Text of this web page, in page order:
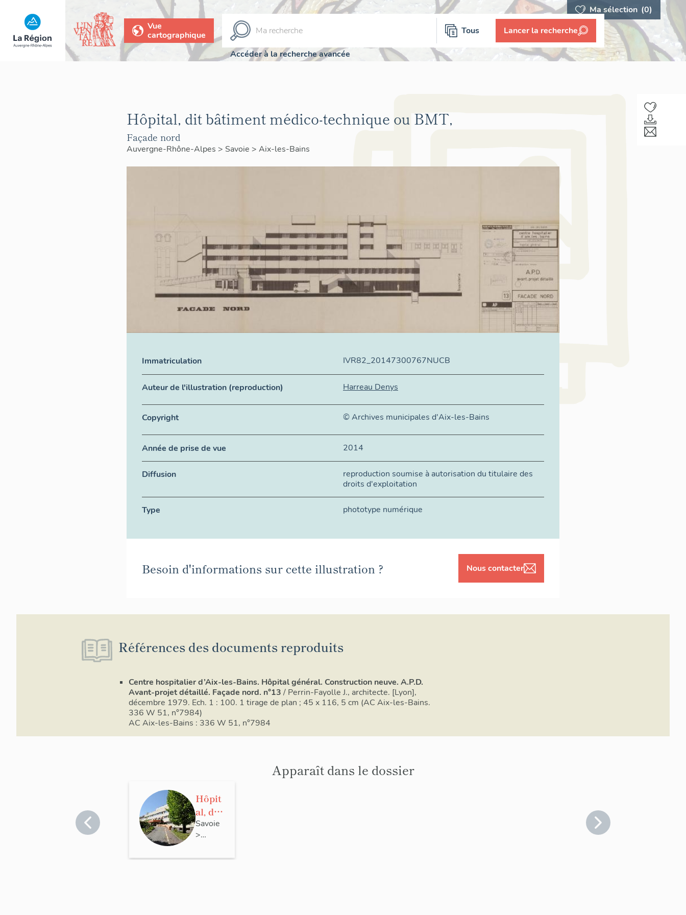
Ma sélection (0)
Vue
cartographique
Tous Lancer la recherche
Accéder à la recherche avancée
Hôpital, dit bâtiment médico-technique ou BMT,
Façade nord
Auvergne-Rhône-Alpes > Savoie > Aix-les-Bains
Immatriculation IVR82_20147300767NUCB
Auteur de l'illustration (reproduction) Harreau Denys
Copyright © Archives municipales d'Aix-les-Bains
Année de prise de vue 2014
Diffusion
reproduction soumise à autorisation du titulaire des
droits d'exploitation
Type phototype numérique
Besoin d'informations sur cette illustration ? Nous contacter
Références des documents reproduits
Centre hospitalier d’Aix-les-Bains. Hôpital général. Construction neuve. A.P.D.
Avant-projet détaillé. Façade nord. n°13 / Perrin-Fayolle J., architecte. [Lyon],
décembre 1979. Ech. 1 : 100. 1 tirage de plan ; 45 x 116, 5 cm (AC Aix-les-Bains.
336 W 51, n°7984)
AC Aix-les-Bains : 336 W 51, n°7984
Apparaît dans le dossier
Hôpit
al, dit
bâtim
ent
Savoie
>
les-